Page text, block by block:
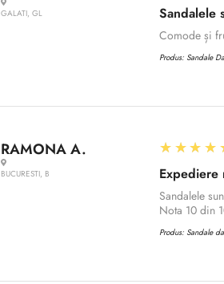
GALATI, GL Sandalele
Comode și
Produs: Sandale
RAMONA A.
BUCURESTI, B
5
Expediere
Sandalele
Nota 10 din
Produs: Sandale